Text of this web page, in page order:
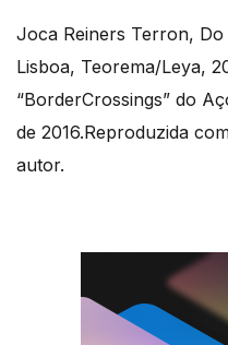
Joca Reiners Terron,
Lisboa, Teorema/Leya,
“BorderCrossings” do
de 2016.Reproduzida
autor.